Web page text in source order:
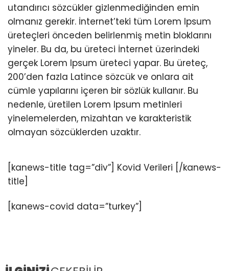
utandırıcı sözcükler gizlenmediğinden emin
olmanız gerekir. İnternet’teki tüm Lorem Ipsum
üreteçleri önceden belirlenmiş metin bloklarını
yineler. Bu da, bu üreteci İnternet üzerindeki
gerçek Lorem Ipsum üreteci yapar. Bu üreteç,
200’den fazla Latince sözcük ve onlara ait
cümle yapılarını içeren bir sözlük kullanır. Bu
nedenle, üretilen Lorem Ipsum metinleri
yinelemelerden, mizahtan ve karakteristik
olmayan sözcüklerden uzaktır.
[kanews-title tag=”div”] Kovid Verileri [/kanews-
title]
[kanews-covid data=”turkey”]